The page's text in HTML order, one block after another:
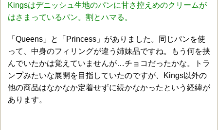
Kingsはデニッシュ生地のパンに甘さ控えめのクリームが
はさまっているパン。割とハマる。
「Queens」と「Princess」がありました。同じパンを使
って、中身のフィリングが違う姉妹品ですね。もう何を挟
んでいたかは覚えていませんが…チョコだったかな。トラ
ンプみたいな展開を目指していたのですが、Kings以外の
他の商品はなかなか定着せずに続かなかったという経緯が
あります。